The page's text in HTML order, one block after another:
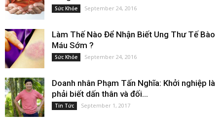
Sức Khỏe September 24, 2016
Làm Thế Nào Để Nhận Biết Ung Thư Tế Bào
Máu Sớm ?
Sức Khỏe September 24, 2016
Doanh nhân Phạm Tấn Nghĩa: Khởi nghiệp là
phải biết dấn thân và đối...
Tin Tức September 1, 2017